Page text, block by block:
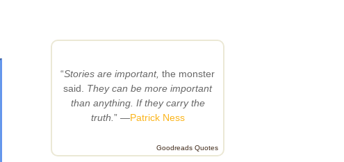
“Stories are important, the monster
said. They can be more important
than anything. If they carry the
truth.” —Patrick Ness
Goodreads Quotes